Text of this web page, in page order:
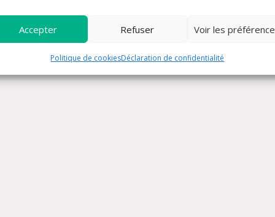
Accepter Refuser Voir les
Politique de cookiesDéclaration de confidentialité